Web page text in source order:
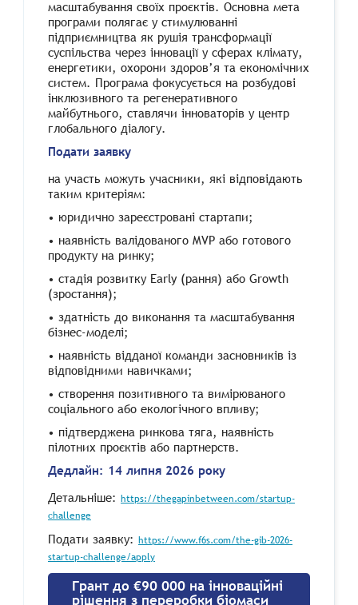
масштабування своїх проєктів. Основна мета
програми полягає у стимулюванні
підприємництва як рушія трансформації
суспільства через інновації у сферах клімату,
енергетики, охорони здоров’я та економічних
систем. Програма фокусується на розбудові
інклюзивного та регенеративного
майбутнього, ставлячи інноваторів у центр
глобального діалогу.
Подати заявку
на участь можуть учасники, які відповідають
таким критеріям:
• юридично зареєстровані стартапи;
• наявність валідованого MVP або готового
продукту на ринку;
• стадія розвитку Early (рання) або Growth
(зростання);
• здатність до виконання та масштабування
бізнес-моделі;
• наявність відданої команди засновників із
відповідними навичками;
• створення позитивного та вимірюваного
соціального або екологічного впливу;
• підтверджена ринкова тяга, наявність
пілотних проєктів або партнерств.
Дедлайн: 14 липня 2026 року
Детальніше: https://thegapinbetween.com/startup-
challenge
Подати заявку: https://www.f6s.com/the-gib-2026-
startup-challenge/apply
Грант до €90 000 на інноваційні
рішення з переробки біомаси